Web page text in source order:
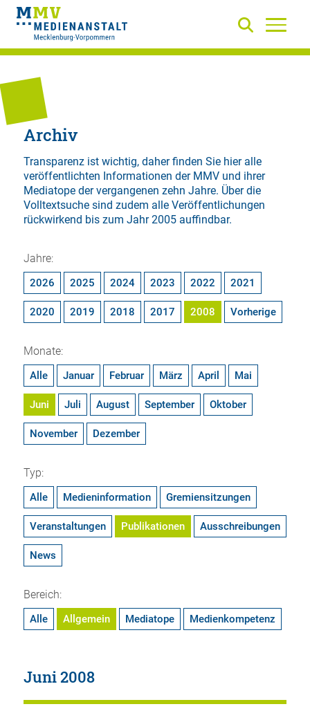
Archiv
Transparenz ist wichtig, daher finden Sie hier alle
veröffentlichten Informationen der MMV und ihrer
Mediatope der vergangenen zehn Jahre. Über die
Volltextsuchesind zudem alle Veröffentlichungen
rückwirkend bis zum Jahr 2005 auffindbar.
Jahre:
2026 2025 2024 2023 2022 2021
2020 2019 2018 2017 2008 Vorherige
Monate:
Alle Januar Februar März April Mai
Juni Juli August September Oktober
November Dezember
Typ:
Alle Medieninformation Gremiensitzungen
Veranstaltungen Publikationen Ausschreibungen
News
Bereich:
Alle Allgemein Mediatope Medienkompetenz
Juni 2008